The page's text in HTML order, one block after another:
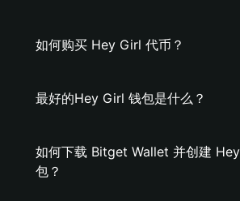
如何购买 Hey Girl 代币？
最好的Hey Girl 钱包是什么？
如何下载 Bitget Wallet 并创建
包？